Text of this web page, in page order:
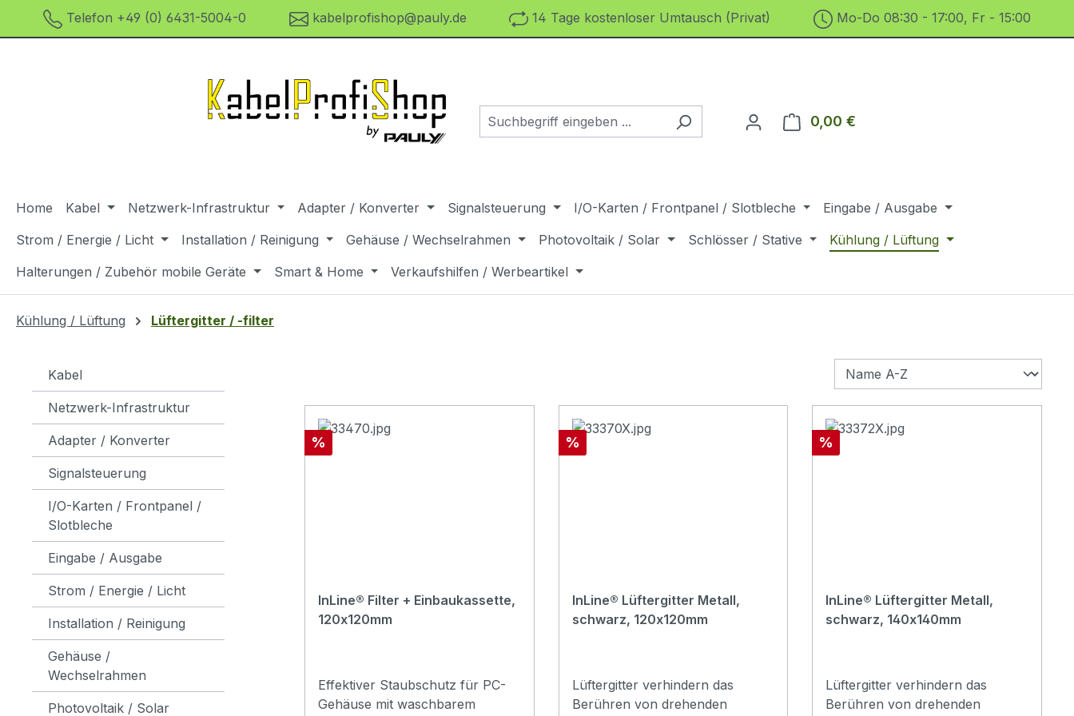
Hauptinhalt springen
Zur Suche springen
Zur Hauptnavigation springen
Telefon +49 (0) 6431-5004-0 kabelprofishop@pauly.de 14 Tage kostenloser Umtausch (Privat) Mo-Do 08:30 - 17:00, Fr - 15:00
0,00 €
Home Kabel Netzwerk-Infrastruktur Adapter / Konverter Signalsteuerung I/O-Karten / Frontpanel / Slotbleche
Eingabe / Ausgabe
Strom / Energie / Licht
Installation / Reinigung Gehäuse / Wechselrahmen Photovoltaik / Solar Schlösser / Stative
Kühlung / Lüftung
Halterungen / Zubehör mobile Geräte
Smart & Home Verkaufshilfen / Werbeartikel
Kühlung / Lüftung Lüftergitter / -filter
Kabel
Netzwerk-Infrastruktur
Adapter / Konverter
Signalsteuerung
I/O-Karten / Frontpanel /
Slotbleche
Eingabe / Ausgabe
Strom / Energie / Licht
Installation / Reinigung
Gehäuse /
Wechselrahmen
Photovoltaik / Solar
Rabatt
%
InLine® Filter + Einbaukassette,
120x120mm
Effektiver Staubschutz für PC-
Gehäuse mit waschbarem
Rabatt
%
InLine® Lüftergitter Metall,
schwarz, 120x120mm
Lüftergitter verhindern das
Berühren von drehenden
Rabatt
%
InLine® Lüftergitter Metall,
schwarz, 140x140mm
Lüftergitter verhindern das
Berühren von drehenden